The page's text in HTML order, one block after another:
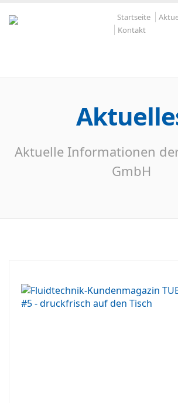
Startseite
Kontakt
Aktuelle Informationen
GmbH